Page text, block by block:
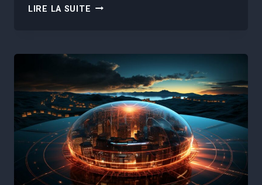
LIRE LA SUITE RÉINVENTER
CHATBOTS
INTELLIGENTS
:
L’ESSOR
D’UNE
NOUVELLE
ÈRE
DIGITALE